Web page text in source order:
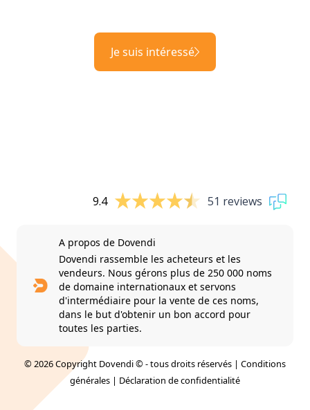
Je suis intéressé
9.4 51 reviews
A propos de Dovendi
Dovendi rassemble les acheteurs et les
vendeurs. Nous gérons plus de 250 000 noms
de domaine internationaux et servons
d'intermédiaire pour la vente de ces noms,
dans le but d'obtenir un bon accord pour
toutes les parties.
© 2026 Copyright Dovendi © - tous droits réservés | Conditions
générales | Déclaration de confidentialité